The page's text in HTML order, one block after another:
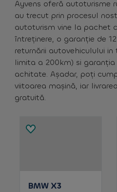
Ayvens oferă autoturisme
au trecut prin procesul
autoturism vine la pachet
întreținere, o garanție de
returnării autovehiculului in
limita a 200km) si garanția
achitate. Așadar, poți
viitoarea mașină, iar
gratuită.
BMW X3